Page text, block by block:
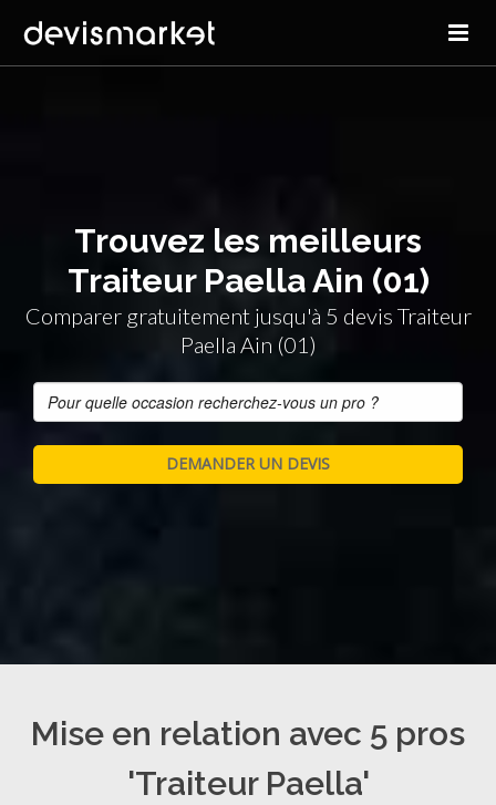
Trouvez les meilleurs
Traiteur Paella Ain (01)
Comparer gratuitement jusqu'à 5 devis Traiteur
Paella Ain (01)
Mise en relation avec 5 pros
'Traiteur Paella'